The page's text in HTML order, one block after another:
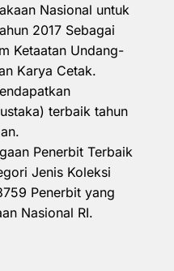
Nasional untuk
2017 Sebagai
Ketaatan Undang-
Karya Cetak.
terbaik tahun
Penerbit Terbaik
Jenis Koleksi
Penerbit yang
Nasional RI.